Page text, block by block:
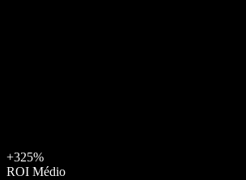
+325%
ROI Médio